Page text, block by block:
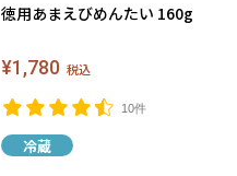
徳用あまえびめんたい 160g
10件
¥1,780 税込
冷蔵